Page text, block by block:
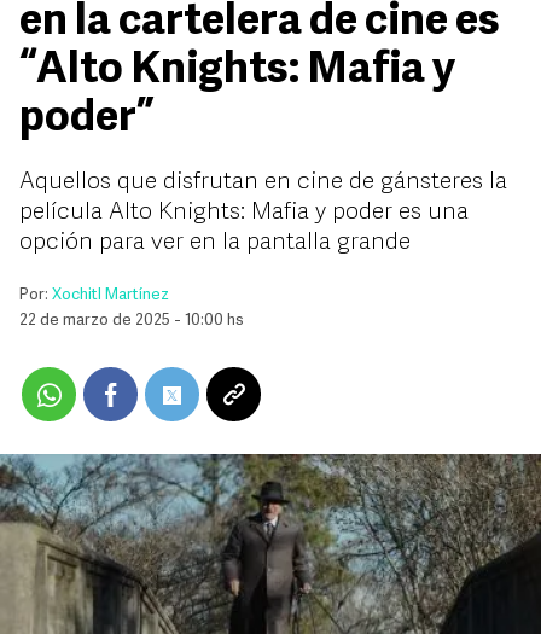
en la cartelera de cine es
“Alto Knights: Mafia y
poder”
Aquellos que disfrutan en cine de gánsteres la
película Alto Knights: Mafia y poder es una
opción para ver en la pantalla grande
Por: Xochitl Martínez
22 de marzo de 2025 - 10:00 hs